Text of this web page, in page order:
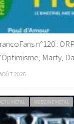
n°120 :
Marty,
2026
METAL WEBZINE METAL